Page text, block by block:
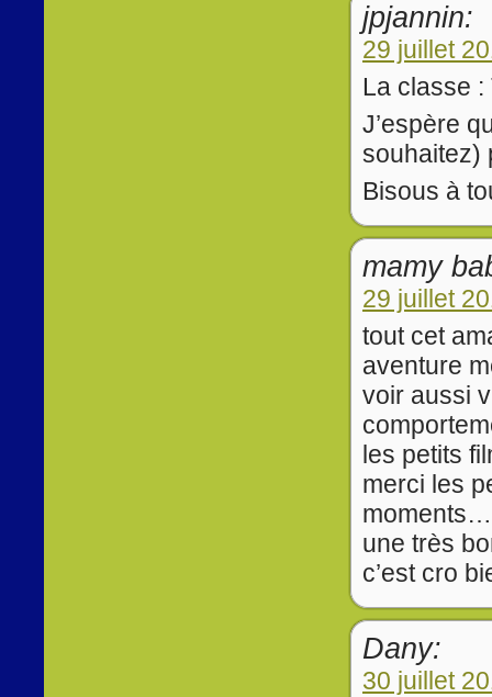
jpjannin:
29 juillet
La classe
J’espère
souhaitez)
Bisous à
mamy
29 juillet
tout cet
aventure
voir aussi
les petits
merci les
une très
c’est cro
Dany:
30 juillet